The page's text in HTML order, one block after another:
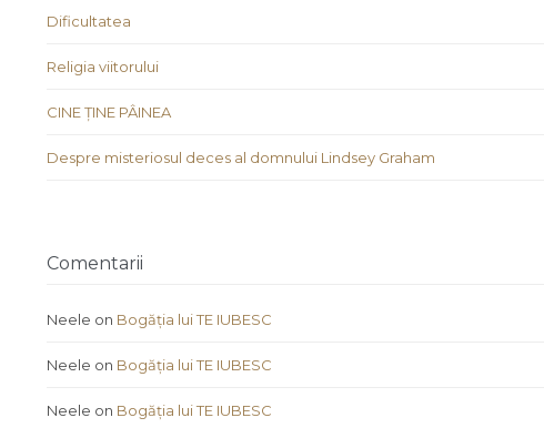
Dificultatea
Religia viitorului
CINE ȚINE PÂINEA
Despre misteriosul deces al domnului Lindsey Graham
Comentarii
Neele on Bogăția lui TE IUBESC
Neele on Bogăția lui TE IUBESC
Neele on Bogăția lui TE IUBESC